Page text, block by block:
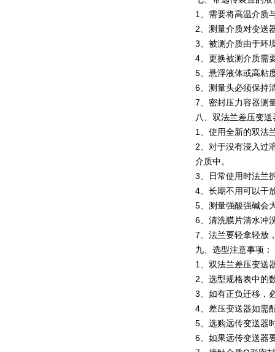
1、需要将高温介质
2、测量介质对变送
3、被测介质由于环
4、更换被测介质需
5、悬浮液体或高粘
6、测量头必须保持
7、密封压力容器测
八、双法兰差压变
1、使用全新的双法
2、对于没有浸入过
介质中。
3、日常使用时法兰
4、长期不用可以干
5、测量强酸强碱会
6、清洗膜片清水冲
7、法兰要轻拿轻放
九、选型注意事项：
1、双法兰差压变送
2、选型规格表中的
3、如有正负迁移，
4、差压变送器如需
5、选购远传变送器
6、如果远传变送器